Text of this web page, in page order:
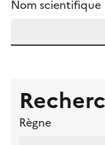
Nom scientifique
Règne